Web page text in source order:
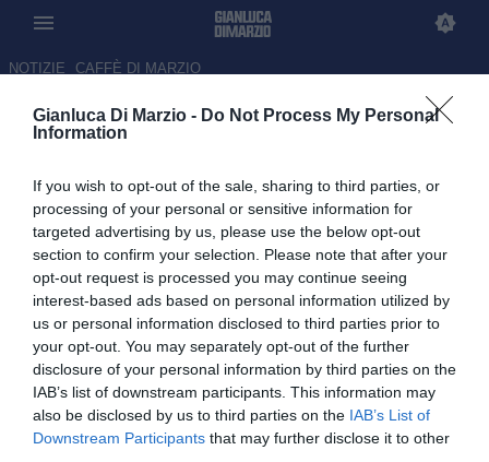
Gianluca Di Marzio - Do Not Process My Personal
Information
If you wish to opt-out of the sale, sharing to third parties, or
processing of your personal or sensitive information for
targeted advertising by us, please use the below opt-out
section to confirm your selection. Please note that after your
opt-out request is processed you may continue seeing
interest-based ads based on personal information utilized by
us or personal information disclosed to third parties prior to
your opt-out. You may separately opt-out of the further
disclosure of your personal information by third parties on the
IAB’s list of downstream participants. This information may
also be disclosed by us to third parties on the IAB’s List of
Downstream Participants that may further disclose it to other
NOTIZIE CAFFÈ DI MARZIO
Fenerbahce, il candidato alla
chiuso anche Calhanoglu"
07.06.2026 11:20 diPietro Selvi
Il candidato alla presidenza del club turco ha annunciato di aver
chiuso per l'arrivo del centrocampista nerazzurro in questa
sessione di calciomercato